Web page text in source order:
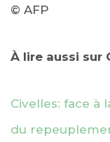
© AFP
À lire aussi sur
Civelles: face à
du